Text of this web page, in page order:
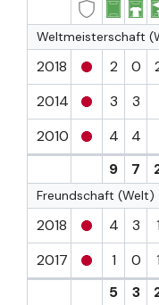
Weltmeisterschaft
2018 2 0
2014 3 3
2010
4 4
9
7
Freundschaft (Welt)
2018 4 3 1
2017
1 0 1
5
3